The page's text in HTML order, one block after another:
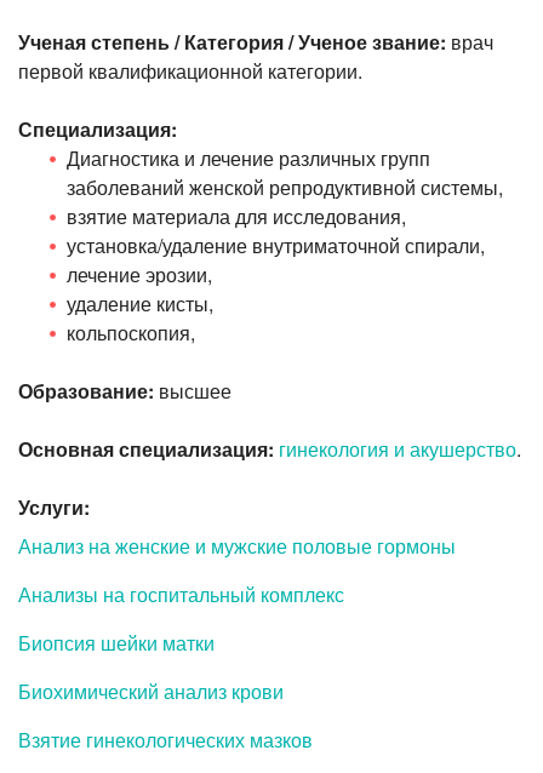
Ученая степень / Категория / Ученое звание: врач
первой квалификационной категории.
Специализация:
Диагностика и лечение различных групп
заболеваний женской репродуктивной системы,
взятие материала для исследования,
установка/удаление внутриматочной спирали,
лечение эрозии,
удаление кисты,
кольпоскопия,
Образование: высшее
Основная специализация: гинекология и акушерство.
Услуги:
Анализ на женские и мужские половые гормоны
Анализы на госпитальный комплекс
Биопсия шейки матки
Биохимический анализ крови
Взятие гинекологических мазков